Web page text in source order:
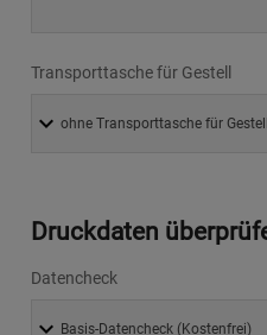
Transporttasche für Gestell
Druckdaten
Datencheck